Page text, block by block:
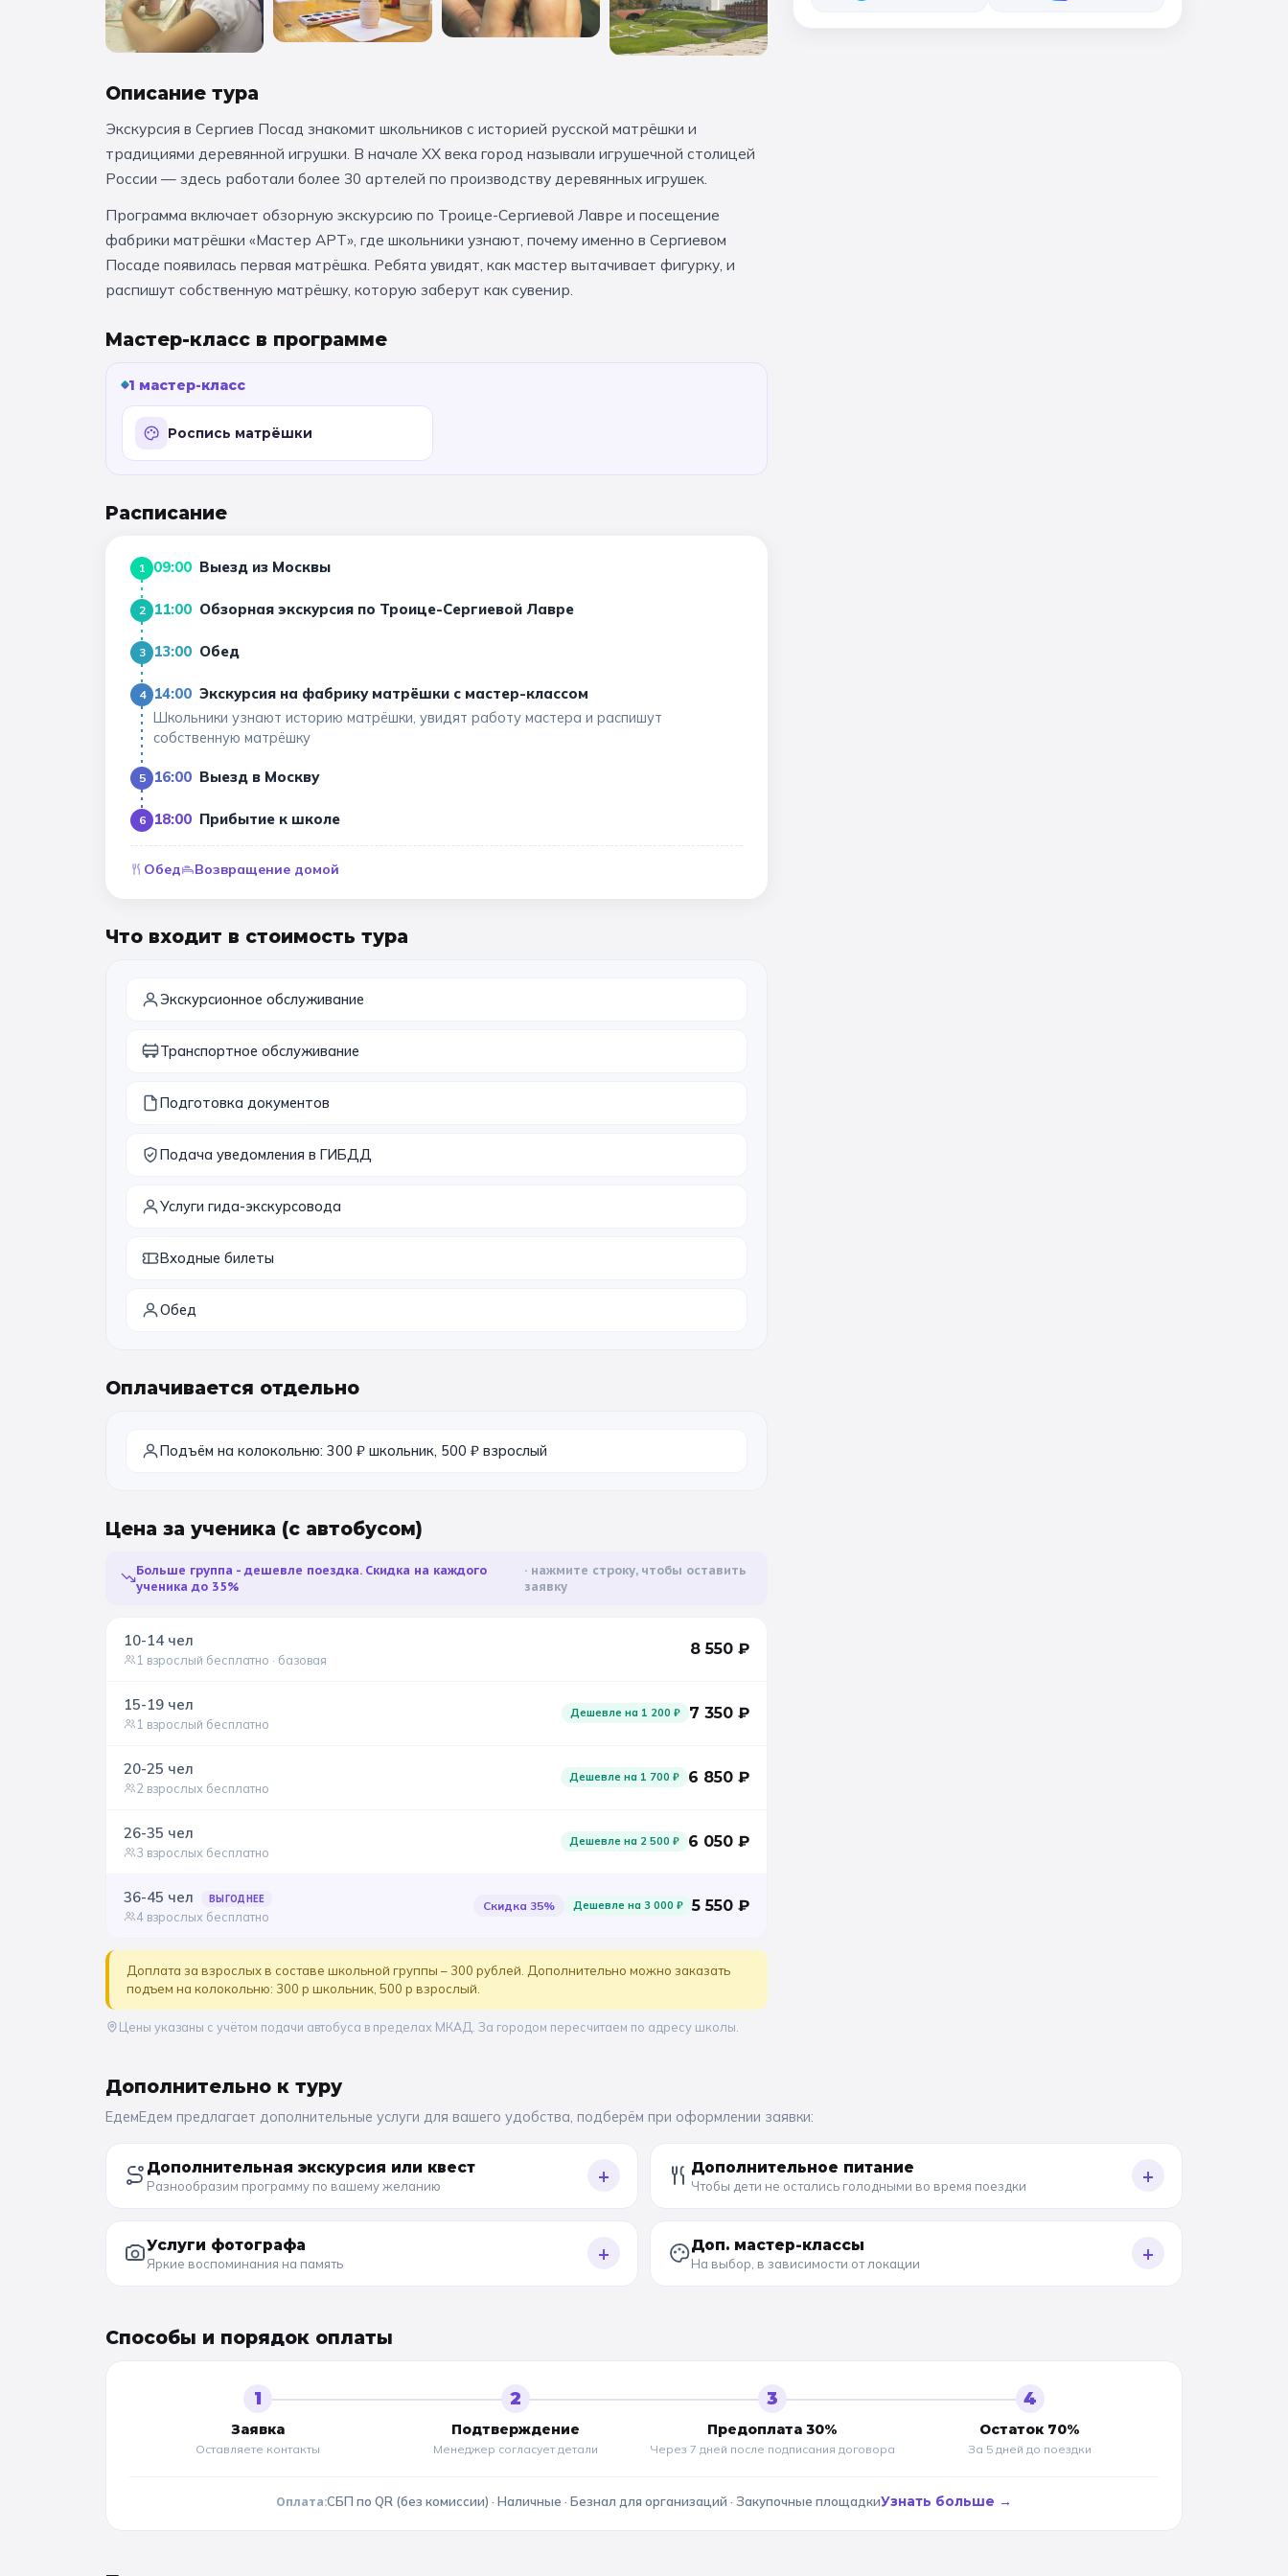
Описание тура
Экскурсия в Сергиев Посад знакомит школьников с историей русской матрёшки и
традициями деревянной игрушки. В начале XX века город называли игрушечной столицей
России — здесь работали более 30 артелей по производству деревянных игрушек.
Программа включает обзорную экскурсию по Троице-Сергиевой Лавре и посещение
фабрики матрёшки «Мастер АРТ», где школьники узнают, почему именно в Сергиевом
Посаде появилась первая матрёшка. Ребята увидят, как мастер вытачивает фигурку, и
распишут собственную матрёшку, которую заберут как сувенир.
Мастер-класс в программе
1 мастер-класс
Роспись матрёшки
Расписание
1 09:00 Выезд из Москвы
2 11:00 Обзорная экскурсия по Троице-Сергиевой Лавре
3 13:00 Обед
4 14:00 Экскурсия на фабрику матрёшки с мастер-классом
Школьники узнают историю матрёшки, увидят работу мастера и распишут
собственную матрёшку
5 16:00 Выезд в Москву
6 18:00 Прибытие к школе
Обед Возвращение домой
Что входит в стоимость тура
Экскурсионное обслуживание
Транспортное обслуживание
Подготовка документов
Подача уведомления в ГИБДД
Услуги гида-экскурсовода
Входные билеты
Обед
Оплачивается отдельно
Подъём на колокольню: 300 ₽ школьник, 500 ₽ взрослый
Цена за ученика (с автобусом)
Больше группа - дешевле поездка. Скидка на каждого
ученика до 35%
нажмите строку, чтобы оставить
заявку
10-14 чел
1 взрослый бесплатно · базовая
8 550 ₽
15-19 чел
1 взрослый бесплатно
Дешевле на 1 200 ₽ 7 350 ₽
20-25 чел
2 взрослых бесплатно
Дешевле на 1 700 ₽ 6 850 ₽
26-35 чел
3 взрослых бесплатно
Дешевле на 2 500 ₽ 6 050 ₽
36-45 чел ВЫГОДНЕЕ
4 взрослых бесплатно
Скидка 35% Дешевле на 3 000 ₽ 5 550 ₽
Доплата за взрослых в составе школьной группы – 300 рублей. Дополнительно можно заказать
подъем на колокольню: 300 р школьник, 500 р взрослый.
Цены указаны с учётом подачи автобуса в пределах МКАД. За городом пересчитаем по адресу школы.
Дополнительно к туру
ЕдемЕдем предлагает дополнительные услуги для вашего удобства, подберём при оформлении заявки:
Дополнительная экскурсия или квест
Разнообразим программу по вашему желанию + Дополнительное питание
Чтобы дети не остались голодными во время поездки +
Услуги фотографа
Яркие воспоминания на память + Доп. мастер-классы
На выбор, в зависимости от локации +
Способы и порядок оплаты
1
Заявка
Оставляете контакты
2
Подтверждение
Менеджер согласует детали
3
Предоплата 30%
Через 7 дней после подписания договора
4
Остаток 70%
За 5 дней до поездки
Оплата:СБП по QR (без комиссии) · Наличные · Безнал для организаций · Закупочные площадкиУзнать больше →